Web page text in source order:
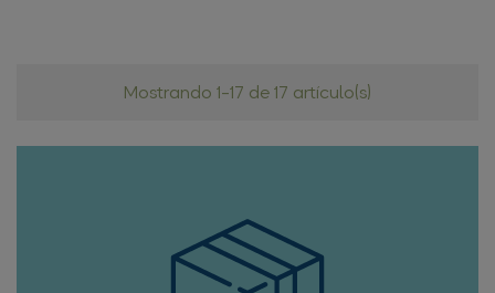
Mostrando 1-17 de 17 artículo(s)